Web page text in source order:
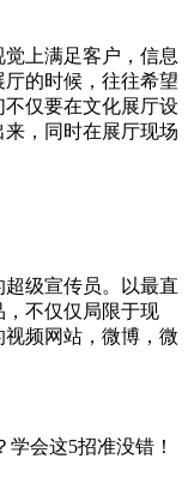
上满足客户，信息
的时候，往往希望
仅要在文化展厅设
，同时在展厅现场
级宣传员。以最直
不仅仅局限于现
频网站，微博，微